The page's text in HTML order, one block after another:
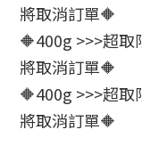
將取消訂單🔶
🔶400g >>>超
將取消訂單🔶
🔶400g >>>超
將取消訂單🔶